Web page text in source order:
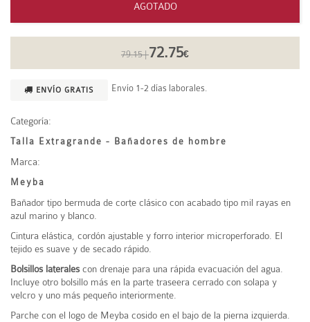
AGOTADO
79.15 |72.75€
ENVÍO GRATIS Envío 1-2 días laborales.
Categoría:
Talla Extragrande - Bañadores de hombre
Marca:
Meyba
Bañador tipo bermuda de corte clásico con acabado tipo mil rayas en
azul marino y blanco.
Cintura elástica, cordón ajustable y forro interior microperforado. El
tejido es suave y de secado rápido.
Bolsillos laterales con drenaje para una rápida evacuación del agua.
Incluye otro bolsillo más en la parte traseera cerrado con solapa y
velcro y uno más pequeño interiormente.
Parche con el logo de Meyba cosido en el bajo de la pierna izquierda.